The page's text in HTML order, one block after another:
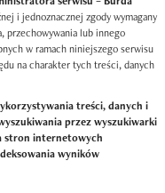
i jednoznacznej zgody wymagany
przechowywania lub innego
w ramach niniejszego serwisu
na charakter tych treści, danych
treści, danych i
przez wyszukiwarki
stron internetowych
wyników